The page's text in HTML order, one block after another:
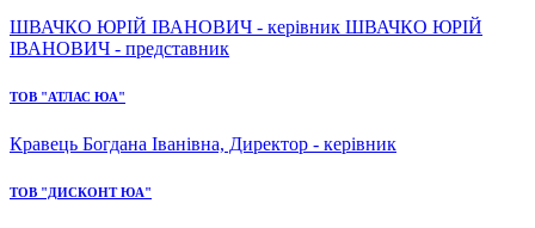
ШВАЧКО ЮРІЙ ІВАНОВИЧ - керівник ШВАЧКО ЮРІЙ
ІВАНОВИЧ - представник
ТОВ "АТЛАС ЮА"
Кравець Богдана Іванівна, Директор - керівник
ТОВ "ДИСКОНТ ЮА"